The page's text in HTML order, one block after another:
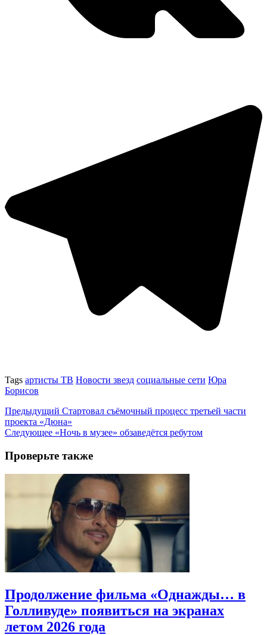
Tags артисты ТВ Новости звезд социальные сети Юра
Борисов
Предыдущий Стартовал съёмочный процесс третьей части
проекта «Дюна»
Следующее «Ночь в музее» обзаведётся ребутом
Проверьте также
Продолжение фильма «Однажды… в
Голливуде» появиться на экранах
летом 2026 года